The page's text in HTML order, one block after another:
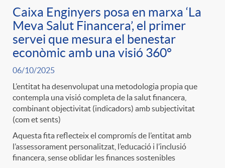
Caixa Enginyers posa en marxa ‘La
Meva Salut Financera’, el primer
servei que mesura el benestar
econòmic amb una visió 360°
06/10/2025
L’entitat ha desenvolupat una metodologia propia que
contempla una visió completa de la salut financera,
combinant objectivitat (indicadors) amb subjectivitat
(com et sents)
Aquesta fita reflecteix el compromís de l’entitat amb
l’assessorament personalitzat, l’educació i l’inclusió
financera, sense oblidar les finances sostenibles